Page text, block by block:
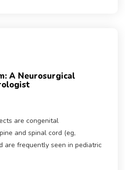
A Neurosurgical
are congenital
and spinal cord (eg,
are frequently seen in pediatric